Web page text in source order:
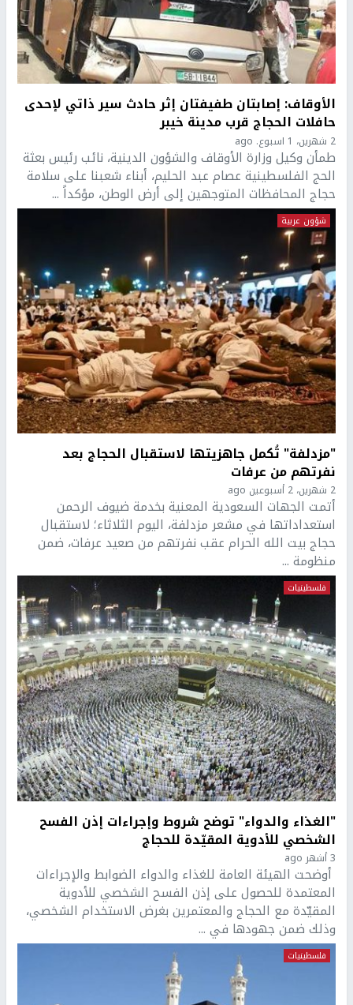
الأوقاف: إصابتان طفيفتان إثر حادث سير ذاتي لإحدى
حافلات الحجاج قرب مدينة خيبر
2 شهرين، 1 اسبوع. ago
طمأن وكيل وزارة الأوقاف والشؤون الدينية، نائب رئيس بعثة
الحج الفلسطينية عصام عبد الحليم، أبناء شعبنا على سلامة
حجاج المحافظات المتوجهين إلى أرض الوطن، مؤكداً ...
شؤون عربية
"مزدلفة" تُكمل جاهزيتها لاستقبال الحجاج بعد
نفرتهم من عرفات
2 شهرين، 2 أسبوعين ago
أتمت الجهات السعودية المعنية بخدمة ضيوف الرحمن
استعداداتها في مشعر مزدلفة، اليوم الثلاثاء؛ لاستقبال
حجاج بيت الله الحرام عقب نفرتهم من صعيد عرفات، ضمن
منظومة ...
فلسطينيات
"الغذاء والدواء" توضح شروط وإجراءات إذن الفسح
الشخصي للأدوية المقيّدة للحجاج
3 أشهر ago
أوضحت الهيئة العامة للغذاء والدواء الضوابط والإجراءات
المعتمدة للحصول على إذن الفسح الشخصي للأدوية
المقيّدة مع الحجاج والمعتمرين بغرض الاستخدام الشخصي،
وذلك ضمن جهودها في ...
فلسطينيات